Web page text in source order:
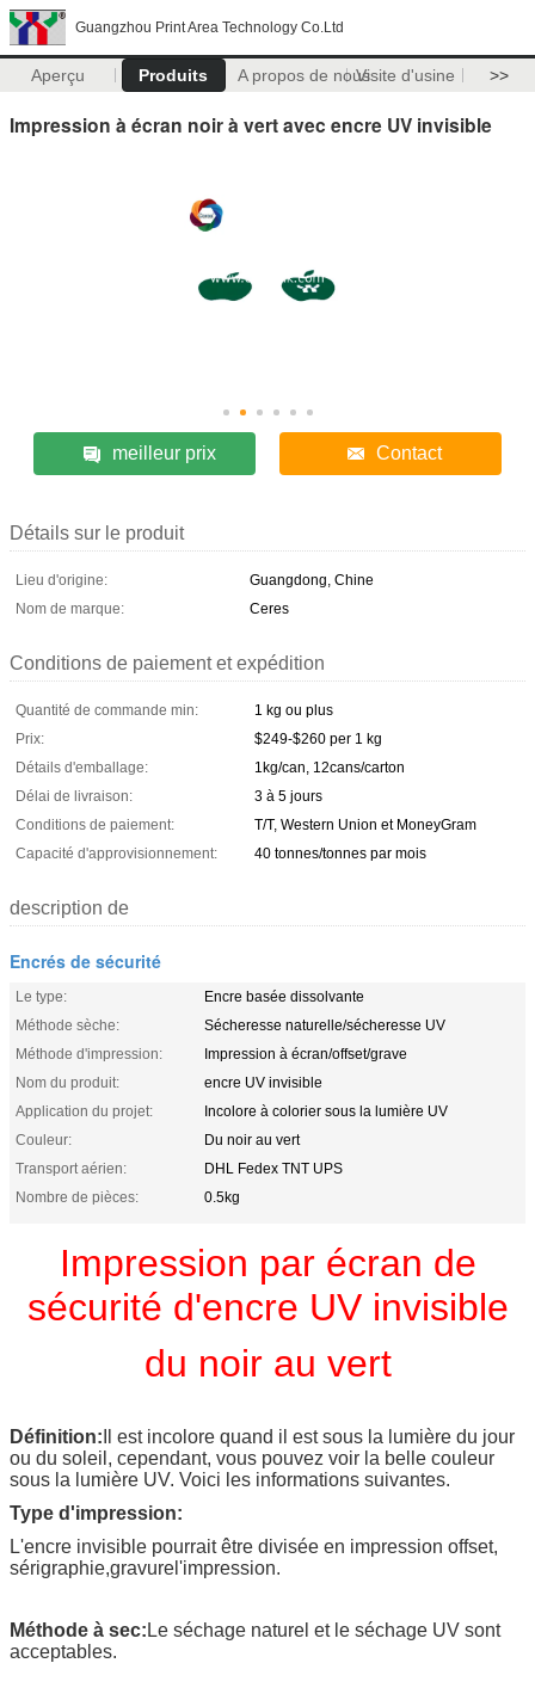
Guangzhou Print Area Technology Co.Ltd
Aperçu Produits A propos de nousVisite d'usine >>
Impression à écran noir à vert avec encre UV invisible
meilleur prix Contact
Détails sur le produit
Lieu d'origine:
Guangdong, Chine
Nom de marque:
Ceres
Conditions de paiement et expédition
Quantité de commande min:
1 kg ou plus
Prix:
$249-$260 per 1 kg
Détails d'emballage:
1kg/can, 12cans/carton
Délai de livraison:
3 à 5 jours
Conditions de paiement:
T/T, Western Union et MoneyGram
Capacité d'approvisionnement:
40 tonnes/tonnes par mois
description de
Encrés de sécurité
Le type:
Encre basée dissolvante
Méthode sèche:
Sécheresse naturelle/sécheresse UV
Méthode d'impression:
Impression à écran/offset/grave
Nom du produit:
encre UV invisible
Application du projet:
Incolore à colorier sous la lumière UV
Couleur:
Du noir au vert
Transport aérien:
DHL Fedex TNT UPS
Nombre de pièces:
0.5kg
Impression par écran de
sécurité d'encre UV invisible
du noir au vert
Définition: Il est incolore quand il est sous la lumière du jour
ou du soleil, cependant, vous pouvez voir la belle couleur
sous la lumière UV. Voici les informations suivantes.
Type d'impression:
L'encre invisible pourrait être divisée en impression offset,
sérigraphie,gravure l'impression.
Méthode à sec: Le séchage naturel et le séchage UV sont
acceptables.